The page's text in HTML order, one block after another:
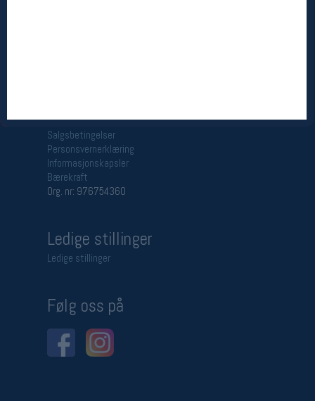
Betingelser
Salgsbetingelser
Personsvernerklæring
Informasjonskapsler
Bærekraft
Org. nr: 976754360
Ledige stillinger
Ledige stillinger
Følg oss på